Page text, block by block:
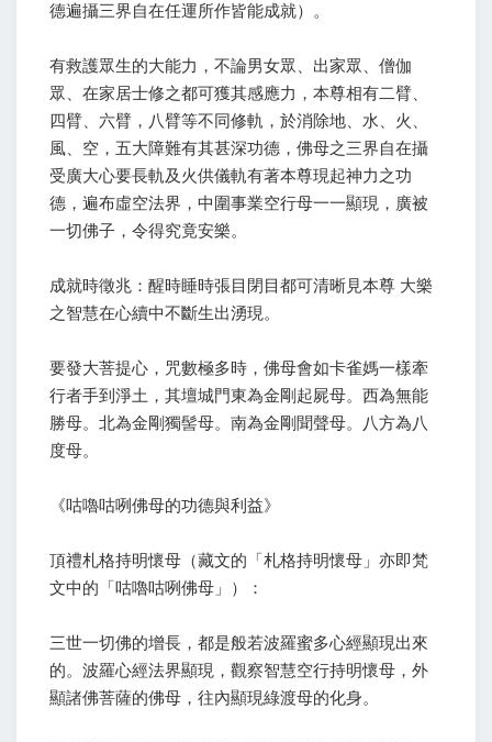
德遍攝三界自在任運所作皆能成就）。
有救護眾生的大能力，不論男女眾、出家眾、僧伽
眾、在家居士修之都可獲其感應力，本尊相有二臂、
四臂、六臂，八臂等不同修軌，於消除地、水、火、
風、空，五大障難有其甚深功德，佛母之三界自在攝
受廣大心要長軌及火供儀軌有著本尊現起神力之功
德，遍布虛空法界，中圍事業空行母一一顯現，廣被
一切佛子，令得究竟安樂。
成就時徵兆：醒時睡時張目閉目都可清晰見本尊 大樂
之智慧在心續中不斷生出湧現。
要發大菩提心，咒數極多時，佛母會如卡雀媽一樣牽
行者手到淨土，其壇城門東為金剛起屍母。西為無能
勝母。北為金剛獨髻母。南為金剛聞聲母。八方為八
度母。
《咕嚕咕咧佛母的功德與利益》
頂禮札格持明懷母（藏文的「札格持明懷母」亦即梵
文中的「咕嚕咕咧佛母」）：
三世一切佛的增長，都是般若波羅蜜多心經顯現出來
的。波羅心經法界顯現，觀察智慧空行持明懷母，外
顯諸佛菩薩的佛母，往內顯現綠渡母的化身。